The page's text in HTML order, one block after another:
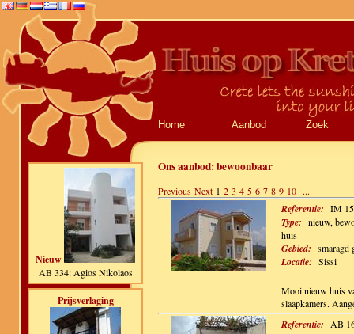
Home Aanbod Zoek
Nieuw
AB 334: Agios Nikolaos
Prijsverlaging
Ons aanbod:bewoonbaar
Previous Next 1 2 3 4 5 6 7 8 9 10 ...
Referentie: IM
Type: nieuw,
huis
Gebied: smaragd
Locatie: Sissi
Mooi nieuw huis
slaapkamers.
Referentie: AB